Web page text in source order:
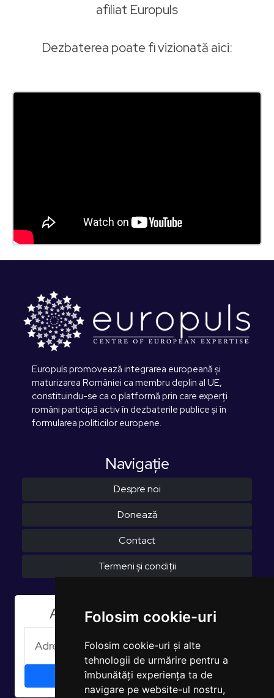
Folosim cookie-uri
Folosim cookie-uri și alte
tehnologii de urmărire pentru a
îmbunătăți experiența ta de
navigare pe website-ul nostru,
afiliat Europuls
Dezbaterea poate fi vizionată aici:
Europuls promovează integrarea europeană și
maturizarea României ca membru deplin al UE,
constituindu-se ca o platformă prin care experți
români participă activ în dezbaterile publice și în
formularea politicilor europene.
Navigaţie
Despre noi
Donează
Contact
Termeni și condiții
Aboneaza-te la Newsletter